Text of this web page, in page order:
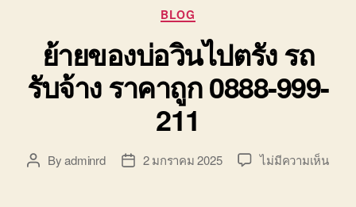
พาณิชย์
บริการ
รถยก
รถ
รับจ้าง
ใน
เขต
บ่อ
วิน
Categories
BLOG
ย้ายของบ่อวินไปตรัง รถ
รับจ้าง ราคาถูก 0888-999-
211
PostByadminrd
Post2 มกราคม 2025 ไม่มีความเห็นบน